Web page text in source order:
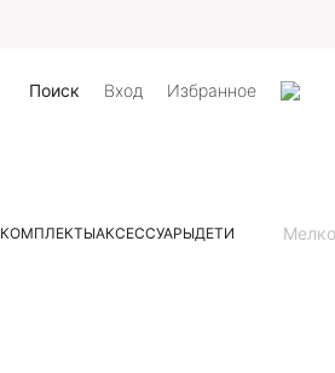
Поиск Вход Избранное
КОМПЛЕКТЫАКСЕССУАРЫДЕТИ Мелко